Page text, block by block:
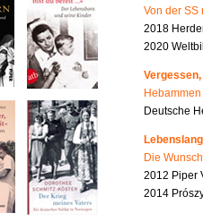
Von der SS
2018
2020
Deutsche
Die
2012 Piper
2014